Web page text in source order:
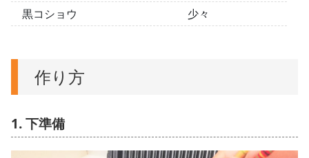
黒コショウ 少々
作り方
1. 下準備